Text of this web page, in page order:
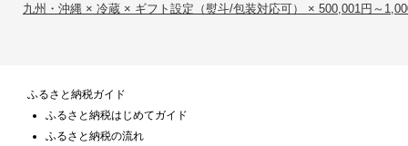
九州・沖縄 × 冷蔵 × ギフト設定（熨斗/包装対応可） × 500,001円～
ふるさと納税ガイド
ふるさと納税はじめてガイド
ふるさと納税の流れ